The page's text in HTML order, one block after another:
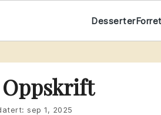
Desserter
sep 1, 2025